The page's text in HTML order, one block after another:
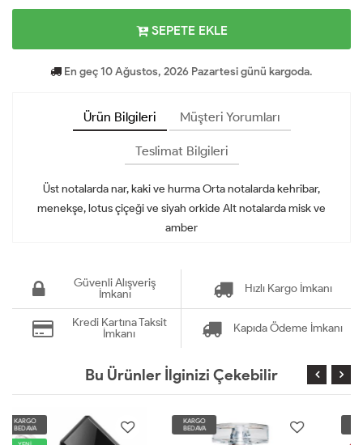
SEPETE EKLE
En geç 10 Ağustos, 2026 Pazartesi günü kargoda.
Ürün Bilgileri Müşteri Yorumları
Teslimat Bilgileri
Üst notalarda nar, kaki ve hurma Orta notalarda kehribar,
menekşe, lotus çiçeği ve siyah orkide Alt notalarda misk ve
amber
Güvenli Alışveriş
İmkanı
Hızlı Kargo İmkanı
Kredi Kartına Taksit
İmkanı
Kapıda Ödeme İmkanı
Bu Ürünler İlginizi Çekebilir
BEDAVA